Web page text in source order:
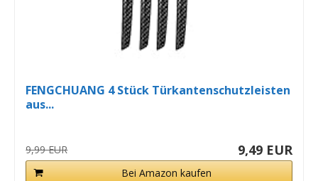
FENGCHUANG 4 Stück Türkantenschutzleisten
aus...
9,99 EUR 9,49 EUR
Bei Amazon kaufen